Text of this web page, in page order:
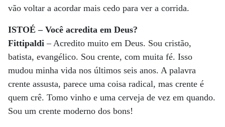
vão voltar a acordar mais cedo para ver a corrida.
ISTOÉ – Você acredita em Deus?
Fittipaldi – Acredito muito em Deus. Sou cristão,
batista, evangélico. Sou crente, com muita fé. Isso
mudou minha vida nos últimos seis anos. A palavra
crente assusta, parece uma coisa radical, mas crente é
quem crê. Tomo vinho e uma cerveja de vez em quando.
Sou um crente moderno dos bons!